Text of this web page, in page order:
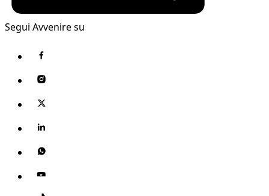
Segui Avvenire su